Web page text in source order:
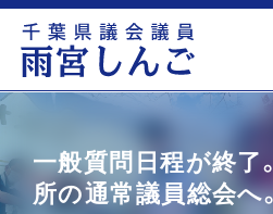
一般質問日程が終了
所の通常議員総会へ